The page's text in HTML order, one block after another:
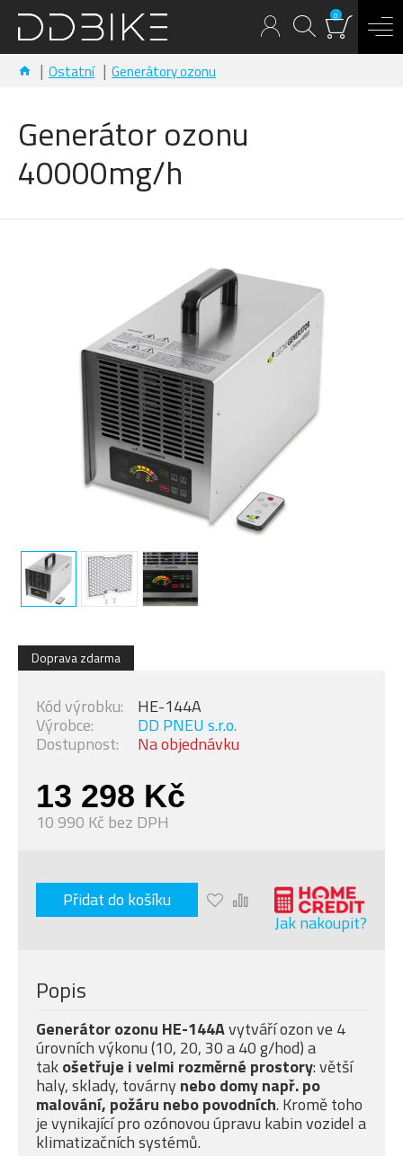
0
Ostatní Generátory ozonu
Generátor ozonu
40000mg/h
Doprava zdarma
13 298 Kč
10 990 Kč bez DPH
Dostupnost: Na objednávku
Výrobce: DD PNEU s.r.o.
Kód výrobku: HE-144A
Přidat do košíku
Jak nakoupit?
Popis
Generátor ozonu HE-144Avytváří ozon ve 4
úrovních výkonu (10, 20, 30 a 40 g/hod) a
takošetřuje i velmi rozměrné prostory: větší
haly, sklady, továrny nebo domy např. po
malování, požáru nebo povodních. Kromě toho
je vynikající pro ozónovou úpravu kabin vozidel a
klimatizačních systémů.